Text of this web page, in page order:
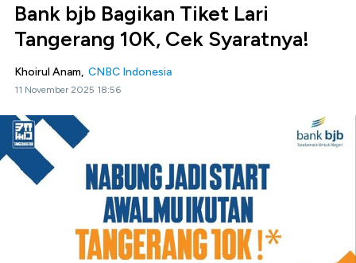
Bank bjb Bagikan Tiket Lari
Tangerang 10K, Cek Syaratnya!
Khoirul Anam, CNBC Indonesia
11 November 2025 18:56